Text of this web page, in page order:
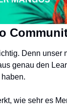
Denn unser
genau den
wie sehr es